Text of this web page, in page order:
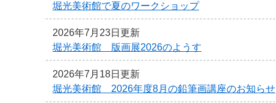
堀光美術館で夏のワークショップ
2026年7月23日更新
堀光美術館 版画展2026のようす
2026年7月18日更新
堀光美術館 2026年度8月の鉛筆画講座のお知らせ